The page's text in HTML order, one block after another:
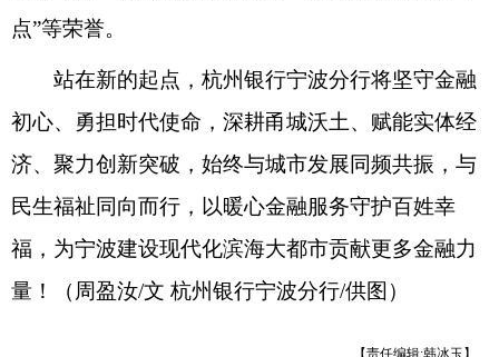
点”等荣誉。
站在新的起点，杭州银行宁波分行将坚守金融
初心、勇担时代使命，深耕甬城沃土、赋能实体经
济、聚力创新突破，始终与城市发展同频共振，与
民生福祉同向而行，以暖心金融服务守护百姓幸
福，为宁波建设现代化滨海大都市贡献更多金融力
量！（周盈汝/文 杭州银行宁波分行/供图）